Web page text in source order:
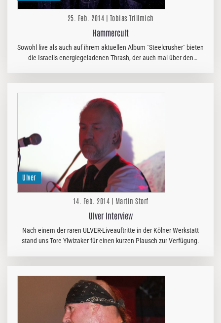
25. Feb. 2014 | Tobias Trillmich
Hammercult
Sowohl live als auch auf ihrem aktuellen Album ´Steelcrusher´ bieten
die Israelis energiegeladenen Thrash, der auch mal über den
Ulver
14. Feb. 2014 | Martin Storf
Ulver Interview
Nach einem der raren ULVER-Liveauftritte in der Kölner Werkstatt
stand uns Tore Ylwizaker für einen kurzen Plausch zur Verfügung.